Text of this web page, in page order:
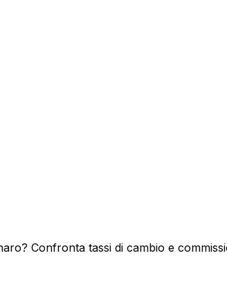
Confronta tassi di cambio e